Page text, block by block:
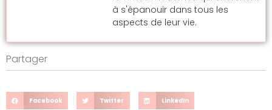
à s'épanouir dans tous les
aspects de leur vie.
Partager
Facebook Twitter LinkedIn